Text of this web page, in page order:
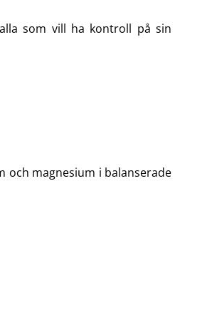
som vill ha kontroll på sin
och magnesium i balanserade